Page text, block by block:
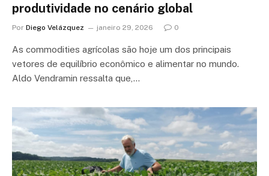
produtividade no cenário global
Por Diego Velázquez janeiro 29, 2026 0
As commodities agrícolas são hoje um dos principais
vetores de equilíbrio econômico e alimentar no mundo.
Aldo Vendramin ressalta que,…